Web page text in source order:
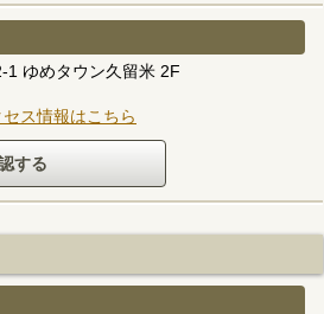
1 ゆめタウン久留米 2F
ス情報はこちら